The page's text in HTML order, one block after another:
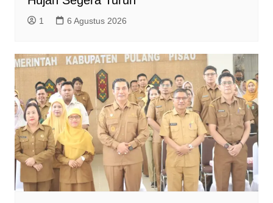
1 6 Agustus 2026